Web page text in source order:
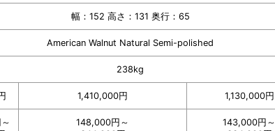
幅：152 高さ：131 奥行：65
American Walnut Natural Semi-polished
238kg
1,410,000円 1,130,000円
148,000円～
143,000円～